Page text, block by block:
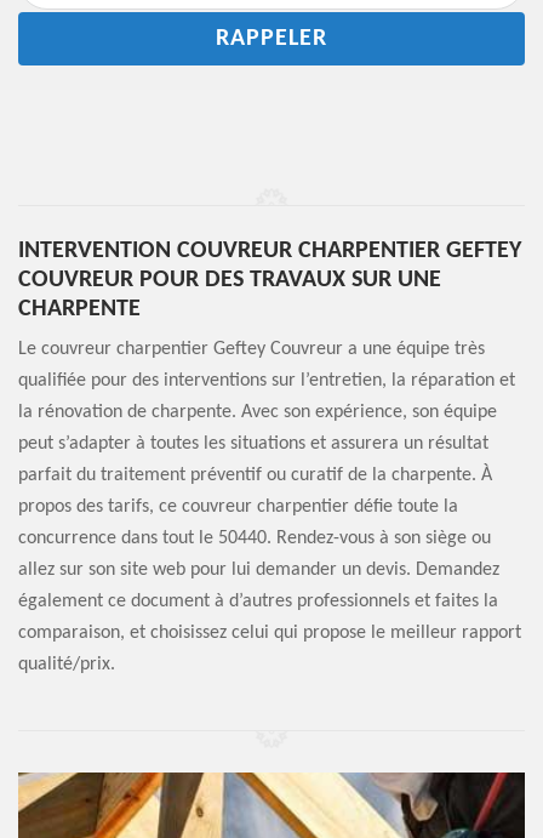
INTERVENTION COUVREUR CHARPENTIER GEFTEY
COUVREUR POUR DES TRAVAUX SUR UNE
CHARPENTE
Le couvreur charpentier Geftey Couvreur a une équipe très
qualifiée pour des interventions sur l’entretien, la réparation et
la rénovation de charpente. Avec son expérience, son équipe
peut s’adapter à toutes les situations et assurera un résultat
parfait du traitement préventif ou curatif de la charpente. À
propos des tarifs, ce couvreur charpentier défie toute la
concurrence dans tout le 50440. Rendez-vous à son siège ou
allez sur son site web pour lui demander un devis. Demandez
également ce document à d’autres professionnels et faites la
comparaison, et choisissez celui qui propose le meilleur rapport
qualité/prix.